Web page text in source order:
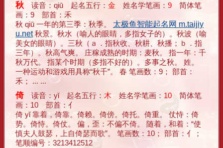
秋 读音：qiū 起名五行： 金 姓名学笔画： 9 简体笔
画：9 部首：禾
秋 qiū 一年的第三季：秋季。 太极鱼智能起名网 m.taijiy
u.net秋景。秋水（喻人的眼睛，多指女子的）。秋波（喻
美女的眼睛）。三秋（ａ．指秋收、秋耕、秋播；ｂ．指
三年）。秋高气爽。 庄稼成熟的时期：麦秋。 指一年：千
秋万代。 指某个时期（多指不好的）。多事之秋。 姓。
一种运动和游戏用具称“秋千”。 春 笔画数：9； 部首：
禾； ... ...
倚 读音：yǐ 起名五行： 木 姓名学笔画： 10 简体笔
画：10 部首：亻
倚 yǐ 靠着，倚靠。倚赖。倚傍。倚托。倚重。 仗恃：倚
势。倚恃。倚仗。 偏，歪：不偏不倚。 随着，和着：“使
慎夫人鼓瑟，上自倚瑟而歌”。 笔画数：10； 部首：亻；
笔顺编号：3213412512